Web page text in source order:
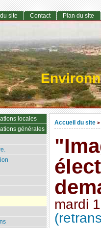
Accueil du site >
mardi
site Contact Plan du site
locales
générales